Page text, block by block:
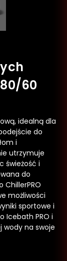
80/60
idealną dla
do
i
utrzymuje
świeżość i
do
możliwości
sportowe i
Icebath PRO i
wody na swoje